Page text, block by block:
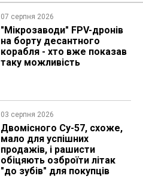
07 серпня 2026
"Мікрозаводи" FPV-дронів
на борту десантного
корабля - хто вже показав
таку можливість
03 серпня 2026
Двомісного Су-57, схоже,
мало для успішних
продажів, і рашисти
обіцяють озброїти літак
"до зубів" для покупців